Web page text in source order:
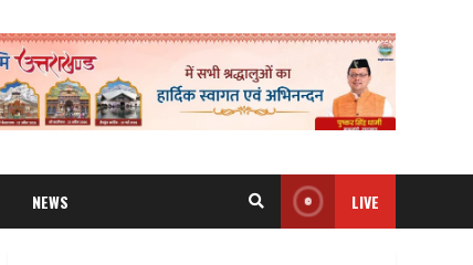
NEWS LIVE